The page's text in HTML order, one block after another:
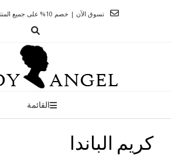
تسوق الآن | خصم 10% على جميع المنتجات
القائمة
كريم الباندا